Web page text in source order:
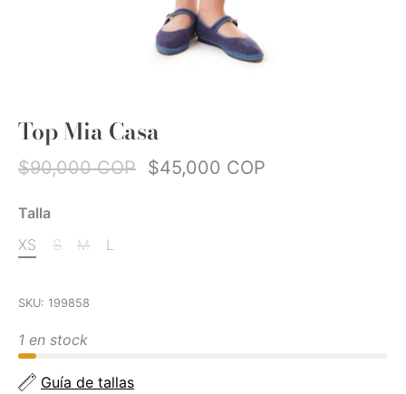
Top Mia Casa
$90,000 COP $45,000 COP
Talla
XS
S M L
SKU: 199858
1 en stock
Guía de tallas